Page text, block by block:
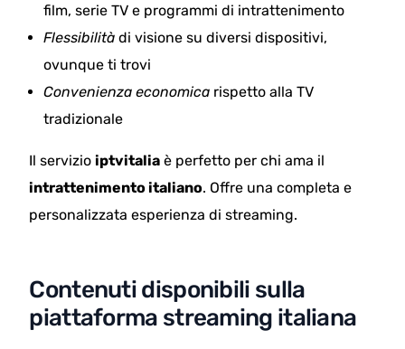
film, serie TV e programmi di intrattenimento
Flessibilità di visione su diversi dispositivi,
ovunque ti trovi
Convenienza economica rispetto alla TV
tradizionale
Il servizio iptvitalia è perfetto per chi ama il
intrattenimento italiano. Offre una completa e
personalizzata esperienza di streaming.
Contenuti disponibili sulla
piattaforma streaming italiana